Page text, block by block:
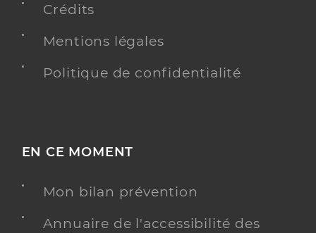
Crédits
Mentions légales
Politique de confidentialité
EN CE MOMENT
Mon bilan prévention
Annuaire de l'accessibilité des